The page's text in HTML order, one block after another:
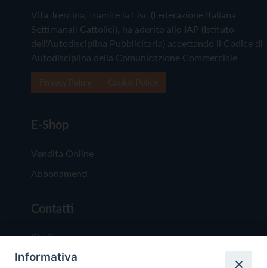
Vita Trentina, tramite la Fisc (Federazione Italiana
Settimanali Cattolici), ha aderito allo IAP (Istituto
dell'Autodisciplina Pubblicitaria) accettando il Codice di
Autodisciplina della Comunicazione Commerciale
E-Shop
Vendita Online
Abbonamenti
Contatti
Chi Siamo
Redazione
Informativa